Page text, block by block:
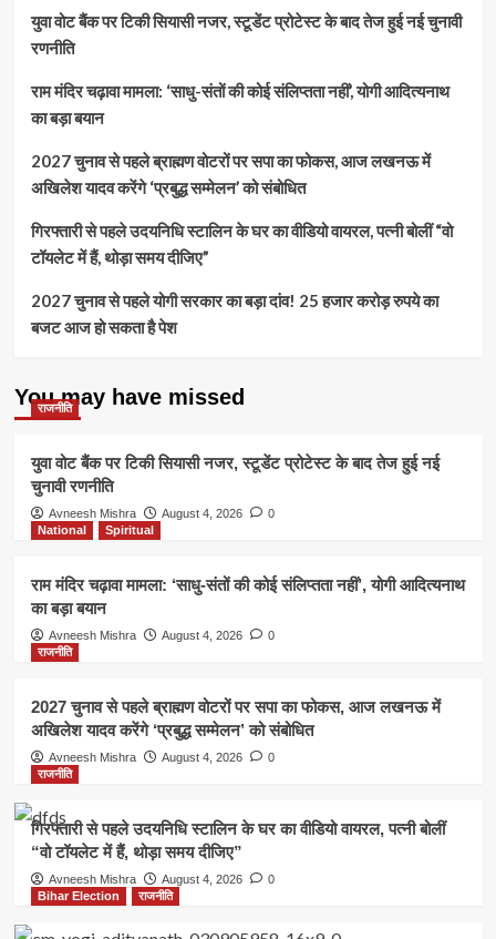
किया
हटाईं
नाम
मांग
पर
गरमाई
युवा वोट बैंक पर टिकी सियासी नजर, स्टूडेंट प्रोटेस्ट के बाद तेज हुई नई चुनावी
रणनीति
राम मंदिर चढ़ावा मामला: ‘साधु-संतों की कोई संलिप्तता नहीं’, योगी आदित्यनाथ
का बड़ा बयान
2027 चुनाव से पहले ब्राह्मण वोटरों पर सपा का फोकस, आज लखनऊ में
अखिलेश यादव करेंगे ‘प्रबुद्ध सम्मेलन’ को संबोधित
गिरफ्तारी से पहले उदयनिधि स्टालिन के घर का वीडियो वायरल, पत्नी बोलीं “वो
टॉयलेट में हैं, थोड़ा समय दीजिए”
2027 चुनाव से पहले योगी सरकार का बड़ा दांव! 25 हजार करोड़ रुपये का
बजट आज हो सकता है पेश
You may have missed
राजनीति
युवा वोट बैंक पर टिकी सियासी नजर, स्टूडेंट प्रोटेस्ट के बाद तेज हुई नई
चुनावी रणनीति
Avneesh Mishra August 4, 2026
0
National
Spiritual
राम मंदिर चढ़ावा मामला: ‘साधु-संतों की कोई संलिप्तता नहीं’, योगी आदित्यनाथ
का बड़ा बयान
Avneesh Mishra August 4, 2026
0
राजनीति
2027 चुनाव से पहले ब्राह्मण वोटरों पर सपा का फोकस, आज लखनऊ में
अखिलेश यादव करेंगे ‘प्रबुद्ध सम्मेलन’ को संबोधित
Avneesh Mishra August 4, 2026
0
राजनीति
गिरफ्तारी से पहले उदयनिधि स्टालिन के घर का वीडियो वायरल, पत्नी बोलीं
“वो टॉयलेट में हैं, थोड़ा समय दीजिए”
Avneesh Mishra August 4, 2026
0
Bihar Election
राजनीति